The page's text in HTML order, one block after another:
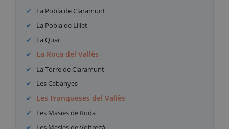
La Pobla de Claramunt
La Pobla de Lillet
La Quar
La Roca del Vallès
La Torre de Claramunt
Les Cabanyes
Les Franqueses del Vallès
Les Masies de Roda